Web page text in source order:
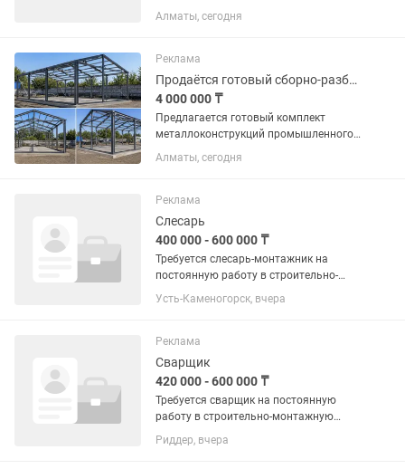
приглашает в команду сборщика-
изготовителя корпусной мебели.
корпусной мебели (кухни, шкафы,...
Алматы, сегодня
Реклама
Продаётся готовый сборно-разборный металлокаркас здания 10,5 на 7 (74кв.м)
4 000 000 ₸
Предлагается готовый комплект
металлоконструкций промышленного
изготовления. Каркас полностью
изготовлен по проекту КМ/КМД,
к транспортировке и монтажу.
Альбом...
Алматы, сегодня
Реклама
Слесарь
400 000 - 600 000 ₸
Требуется слесарь-монтажник на
постоянную работу в строительно-
монтажную организацию. Работа на
промышленных площадках. Виды
изготовление и монтаж
металлоконструкций,...
Усть-Каменогорск, вчера
Реклама
Сварщик
420 000 - 600 000 ₸
Требуется сварщик на постоянную
работу в строительно-монтажную
организацию. Работа на
промышленных площадках. Виды
Риддер, вчера